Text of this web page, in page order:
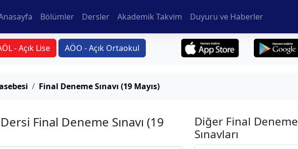
Bölümler Dersler Akademik Takvim Duyuru ve Haberler
- Açık Lise AÖO - Açık Ortaokul
Final Deneme Sınavı (19 Mayıs)
Final Deneme Sınavı (19
Diğer Final Deneme
Sınavları